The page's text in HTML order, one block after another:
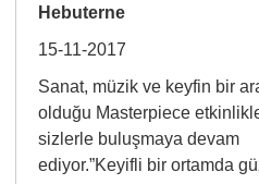
Hebuterne
15-11-2017
Sanat, müzik ve keyfin bir
olduğu Masterpiece
sizlerle buluşmaya devam
ediyor.”Keyifli bir ortamda